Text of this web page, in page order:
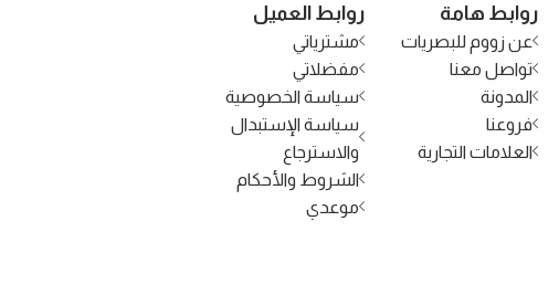
روابط هامة
عن زووم للبصريات
تواصل معنا
المدونة
فروعنا
العلامات التجارية
روابط العميل
مشترياتي
مفضلاتي
سياسة الخصوصية
سياسة الإستبدال
والاسترجاع
الشروط والأحكام
موعدي